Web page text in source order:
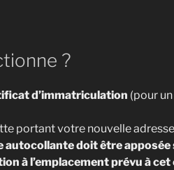
?
d’immatriculation (pour
portant votre nouvelle
doit être apposée
à l’emplacement prévu à